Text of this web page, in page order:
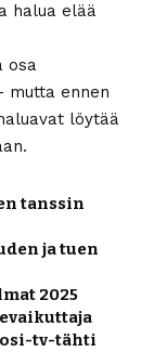
halua elää
osa
mutta ennen
löytää
tanssin
ja tuen
2025
tv-tähti